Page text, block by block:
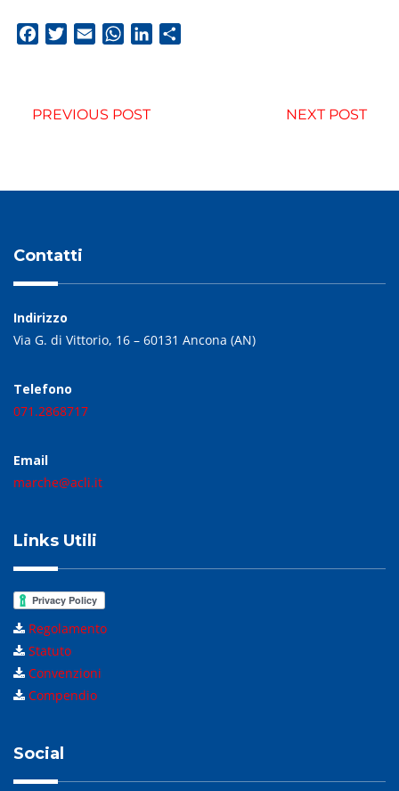
FacebookTwitterEmail WhatsApp
LinkedIn
PREVIOUS POST NEXT POST
Contatti
Indirizzo
Via G. di Vittorio, 16 – 60131 Ancona (AN)
Telefono
071.2868717
Email
marche@acli.it
Links Utili
Regolamento
Statuto
Convenzioni
Compendio
Social